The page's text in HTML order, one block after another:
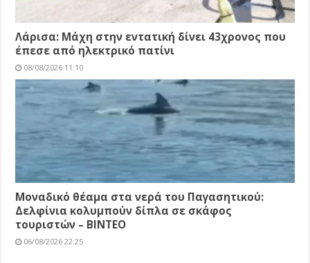
Λάρισα: Μάχη στην εντατική δίνει 43χρονος που
έπεσε από ηλεκτρικό πατίνι
08/08/2026 11:10
Μοναδικό θέαμα στα νερά του Παγασητικού:
Δελφίνια κολυμπούν δίπλα σε σκάφος
τουριστών – ΒΙΝΤΕΟ
06/08/2026 22:25